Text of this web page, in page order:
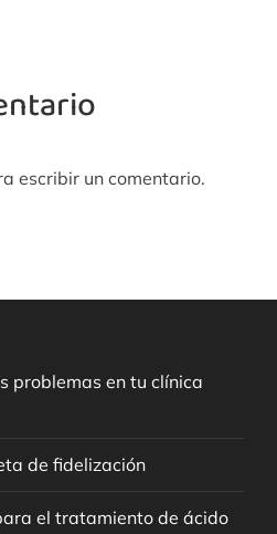
escribir un comentario.
problemas en tu clínica
de fidelización
el tratamiento de ácido